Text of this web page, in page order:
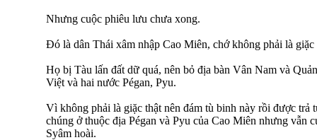
Nhưng cuộc phiêu lưu chưa xong.
Đó là dân Thái xâm nhập Cao Miên, chớ không phải là giặc
Họ bị Tàu lấn đất dữ quá, nên bỏ địa bàn Vân Nam và
Việt và hai nước Pégan, Pyu.
Vì không phải là giặc thật nên đám tù binh này rồi được trả
chúng ở thuộc địa Pégan và Pyu của Cao Miên nhưng vẫn
Syâm hoài.